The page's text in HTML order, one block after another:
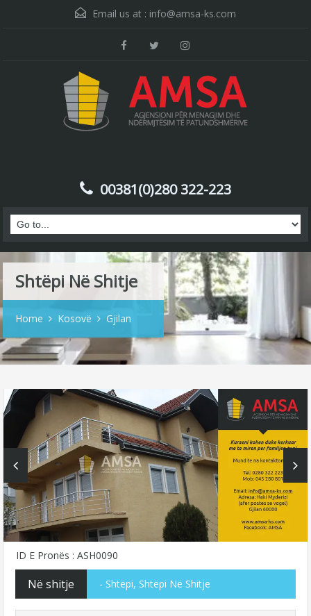
Email us at : info@amsa-ks.com
00381(0)280 322-223
Shtëpi Në Shitje
Home Kosovë Gjilan
ID E Pronës : ASH0090
Në shitje - Shtëpi, Shtëpi Në Shitje